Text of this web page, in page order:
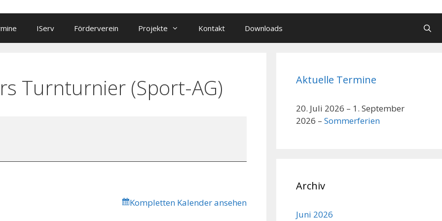
IServ Förderverein Projekte Kontakt Downloads
Turnturnier (Sport-AG)
Kompletten Kalender ansehen
Aktuelle Termine
20. Juli 2026 – 1. September
2026 – Sommerferien
Archiv
Juni 2026